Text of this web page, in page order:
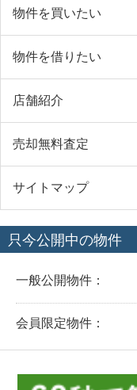
物件を買いたい
物件を借りたい
店舗紹介
売却無料査定
サイトマップ
只今公開中の物件
一般公開物件：
会員限定物件：